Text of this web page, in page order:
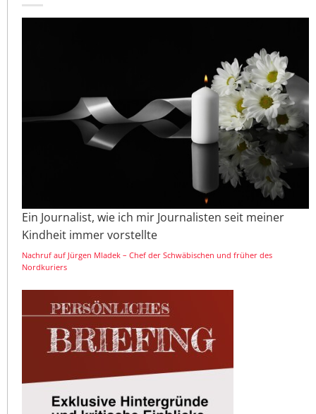
Ein Journalist, wie ich mir Journalisten seit meiner
Kindheit immer vorstellte
Nachruf auf Jürgen Mladek – Chef der Schwäbischen und früher des
Nordkuriers